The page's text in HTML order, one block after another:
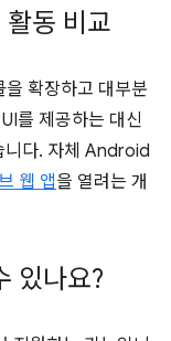
동 비교
확장하고 대부분
를 제공하는 대신
니다. 자체 Android
웹 앱을 열려는 개
있나요?